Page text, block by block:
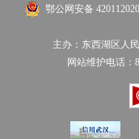
鄂公网安备
主办：东西湖区人
网站维护电话：